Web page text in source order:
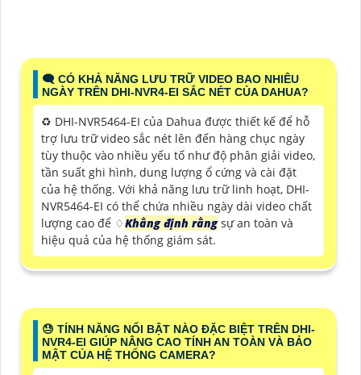
🗨️ CÓ KHẢ NĂNG LƯU TRỮ VIDEO BAO NHIÊU
NGÀY TRÊN DHI-NVR4-EI SẮC NÉT CỦA DAHUA?
♻️ DHI-NVR5464-EI của Dahua được thiết kế để hỗ
trợ lưu trữ video sắc nét lên đến hàng chục ngày
tùy thuộc vào nhiều yếu tố như độ phân giải video,
tần suất ghi hình, dung lượng ổ cứng và cài đặt
của hệ thống. Với khả năng lưu trữ linh hoạt, DHI-
NVR5464-EI có thể chứa nhiều ngày dài video chất
lượng cao để ♢Khẳng định rằngsự an toàn và
hiệu quả của hệ thống giám sát.
😓 TÍNH NĂNG NỔI BẬT NÀO ĐẶC BIỆT TRÊN DHI-
NVR4-EI GIÚP NÂNG CAO TÍNH AN TOÀN VÀ BẢO
MẬT CỦA HỆ THỐNG CAMERA?